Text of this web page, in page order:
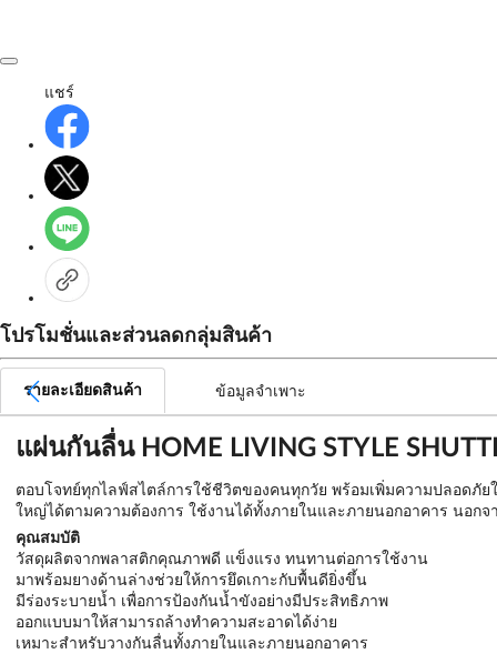
แชร์
โปรโมชั่นและส่วนลดกลุ่มสินค้า
รายละเอียดสินค้า ข้อมูลจำเพาะ
แผ่นกันลื่น HOME LIVING STYLE
ตอบโจทย์ทุกไลฟ์สไตล์การใช้ชีวิตของคนทุกวัย พร้อมเพิ่มความปลอดภั
ใหญ่ได้ตามความต้องการ ใช้งานได้ทั้งภายในและภายนอกอาคาร นอ
คุณสมบัติ
วัสดุผลิตจากพลาสติกคุณภาพดี แข็งแรง ทนทานต่อการใช้งาน
มาพร้อมยางด้านล่างช่วยให้การยึดเกาะกับพื้นดียิ่งขึ้น
มีร่องระบายน้ำ เพื่อการป้องกันน้ำขังอย่างมีประสิทธิภาพ
ออกแบบมาให้สามารถล้างทำความสะอาดได้ง่าย
เหมาะสำหรับวางกันลื่นทั้งภายในและภายนอกอาคาร